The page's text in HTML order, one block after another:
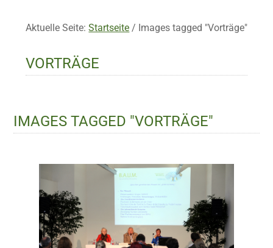
Aktuelle Seite:Startseite / Images tagged "Vorträge"
VORTRÄGE
IMAGES TAGGED "VORTRÄGE"